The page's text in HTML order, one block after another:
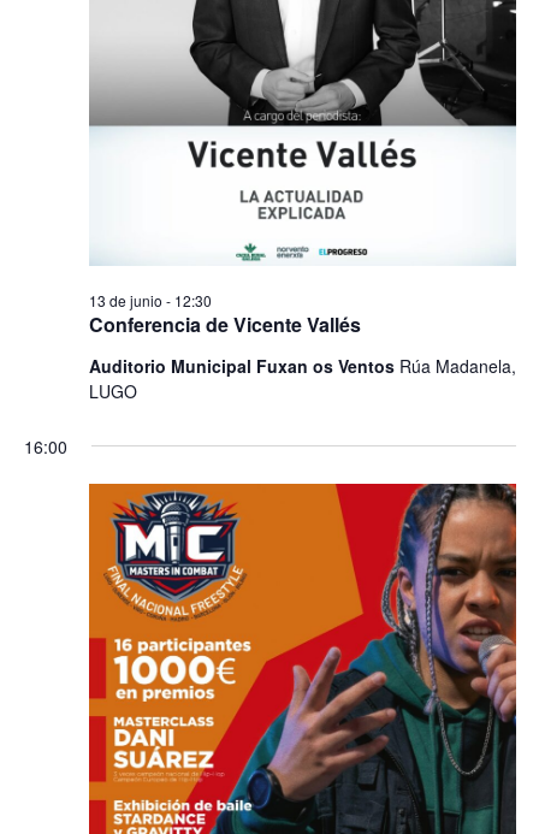
Conferencia de Vicente Vallés
13 de junio - 12:30
Auditorio Municipal Fuxan os Ventos Rúa Madanela,
LUGO
16:00